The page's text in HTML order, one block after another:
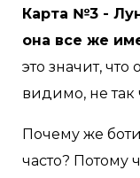
Карта №3 -
она все же
это значит, что
видимо, не так
Почему же
часто? Потому